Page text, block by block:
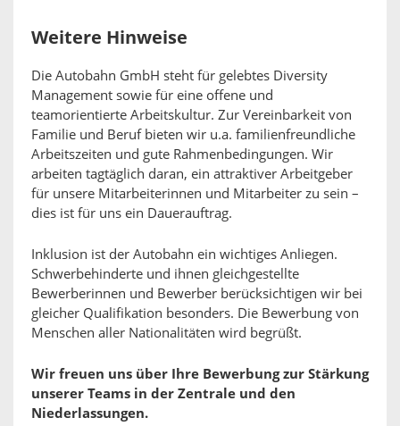
Weitere Hinweise
Die Autobahn GmbH steht für gelebtes Diversity
Management sowie für eine offene und
teamorientierte Arbeitskultur. Zur Vereinbarkeit von
Familie und Beruf bieten wir u.a. familienfreundliche
Arbeitszeiten und gute Rahmenbedingungen. Wir
arbeiten tagtäglich daran, ein attraktiver Arbeitgeber
für unsere Mitarbeiterinnen und Mitarbeiter zu sein –
dies ist für uns ein Dauerauftrag.
Inklusion ist der Autobahn ein wichtiges Anliegen.
Schwerbehinderte und ihnen gleichgestellte
Bewerberinnen und Bewerber berücksichtigen wir bei
gleicher Qualifikation besonders. Die Bewerbung von
Menschen aller Nationalitäten wird begrüßt.
Wir freuen uns über Ihre Bewerbung zur Stärkung
unserer Teams in der Zentrale und den
Niederlassungen.